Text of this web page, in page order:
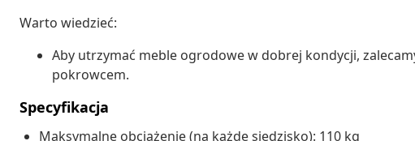
Warto wiedzieć:
Aby utrzymać meble ogrodowe w dobrej kondycji,
pokrowcem.
Specyfikacja
Maksymalne obciążenie (na każde siedzisko): 110 kg